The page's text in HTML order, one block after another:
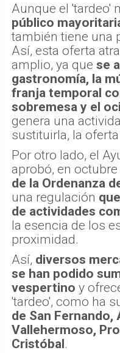
Aunque el 'tardeo'
público
también tiene una
Así, esta oferta
amplio, ya que se
gastronomía, la
franja temporal
sobremesa y el
genera una
sustituirla, la
Por otro lado, el
aprobó, en
de la Ordenanza
una regulación
de actividades
la esencia de los
proximidad.
Así, diversos
se han podido
vespertino y
'tardeo', como ha
de San
Vallehermoso,
Cristóbal.